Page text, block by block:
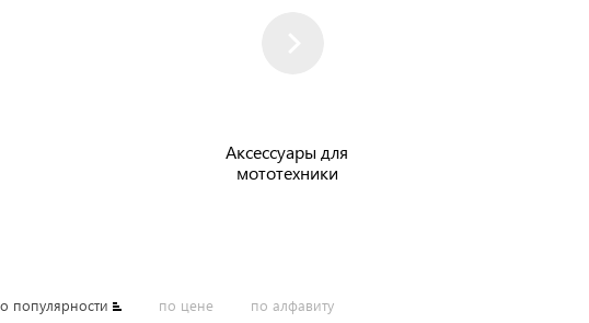
Аксессуары для
мототехники
популярности по цене по алфавиту